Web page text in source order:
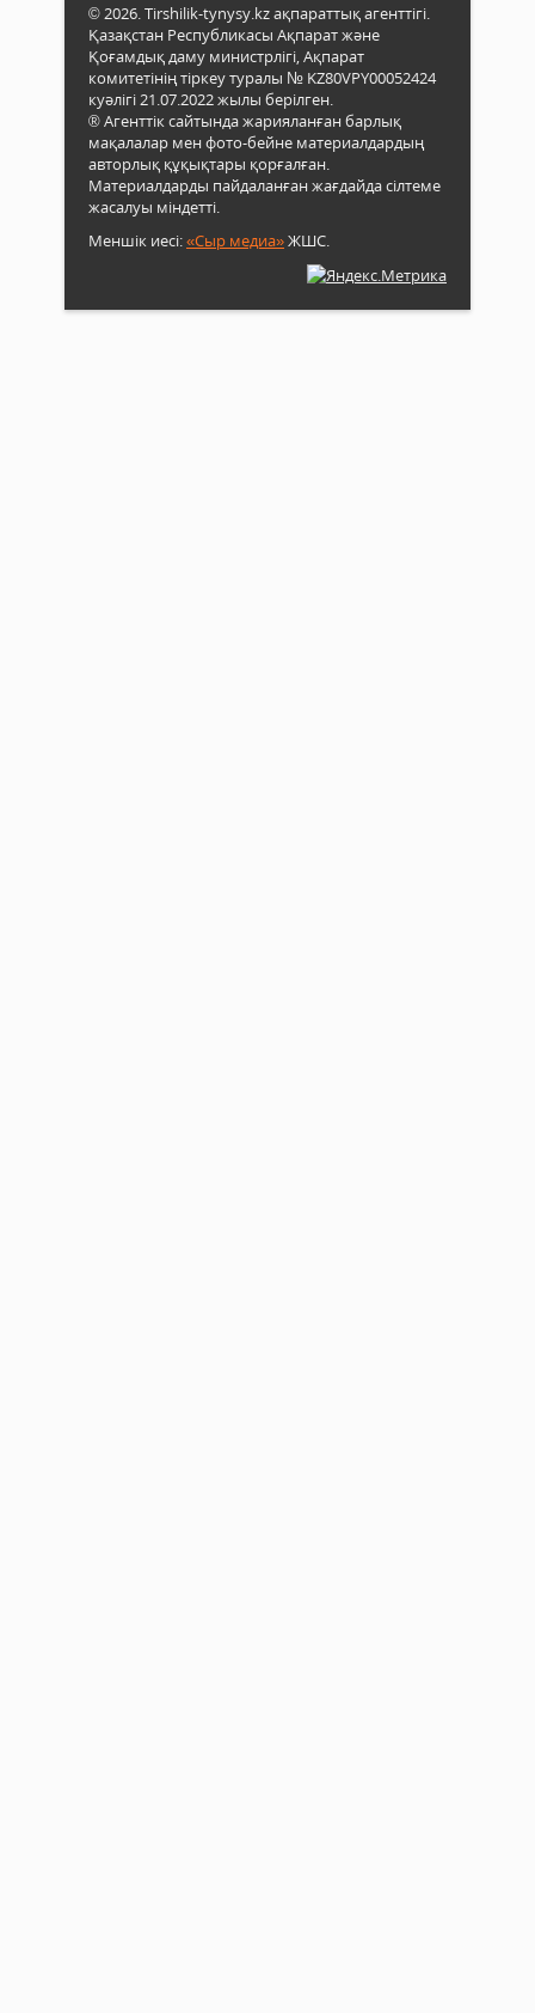
© 2026. Tirshilik-tynysy.kz ақпараттық агенттігі.
Қазақстан Республикасы Ақпарат және
Қоғамдық даму министрлігі, Ақпарат
комитетінің тіркеу туралы № KZ80VPY00052424
куәлігі 21.07.2022 жылы берілген.
® Агенттік сайтында жарияланған барлық
мақалалар мен фото-бейне материалдардың
авторлық құқықтары қорғалған.
Материалдарды пайдаланған жағдайда сілтеме
жасалуы міндетті.
Меншік иесі:«Сыр медиа»ЖШС.